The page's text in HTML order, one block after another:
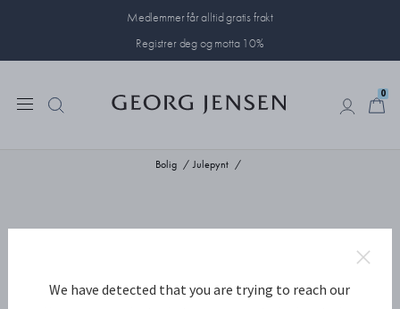
Medlemmer får alltid gratis frakt
Registrer deg og motta 10%
0
Bolig Julepynt
We have detected that you are trying to reach our